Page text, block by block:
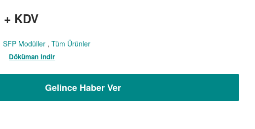
+ KDV
SFP Modüller ,Tüm Ürünler
Döküman indir
Gelince Haber Ver